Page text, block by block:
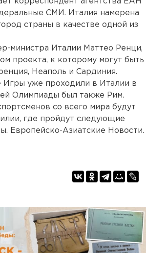
СМИ. Италия намерена
страны в качестве одной из
министра Италии Маттео Ренци,
проекта, к которому могут быть
Неаполь и Сардиния.
Игры уже проходили в Италии в
Олимпиады был также Рим.
со всего мира будут
где пройдут следующие
Европейско-Азиатские Новости.